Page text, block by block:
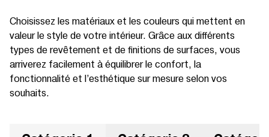
Choisissez les matériaux et les couleurs qui mettent en
valeur le style de votre intérieur. Grâce aux différents
types de revêtement et de finitions de surfaces, vous
arriverez facilement à équilibrer le confort, la
fonctionnalité et l’esthétique sur mesure selon vos
souhaits.